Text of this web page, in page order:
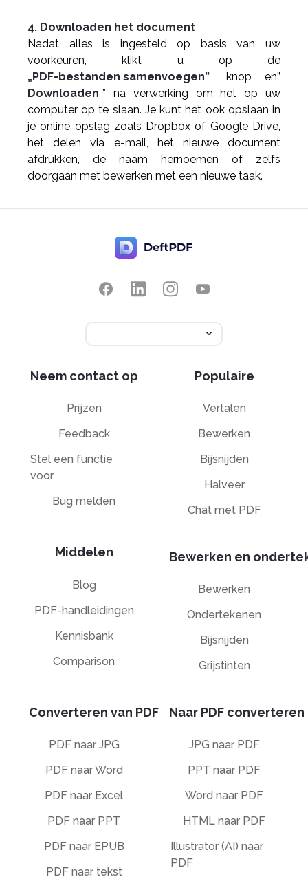
4. Downloaden het document
Nadat alles is ingesteld op basis van uw
voorkeuren, klikt u op de
„PDF-bestanden samenvoegen”
knop en”
Downloaden ” na verwerking om het op uw
computer op te slaan. Je kunt het ook opslaan in
je online opslag zoals Dropbox of Google Drive,
het delen via e-mail, het nieuwe document
afdrukken, de naam hernoemen of zelfs
doorgaan met bewerken met een nieuwe taak.
Neem contact op
Prijzen
Feedback
Stel een functie
voor
Bug melden
Middelen
Blog
PDF-handleidingen
Kennisbank
Comparison
Populaire
Vertalen
Bewerken
Bijsnijden
Halveer
Chat met PDF
Bewerken en
Bewerken
Ondertekenen
Bijsnijden
Grijstinten
Converteren van PDF
PDF naar JPG
PDF naar Word
PDF naar Excel
PDF naar PPT
PDF naar EPUB
PDF naar tekst
Naar PDF converteren
JPG naar PDF
PPT naar PDF
Word naar PDF
HTML naar PDF
Illustrator (AI) naar
PDF